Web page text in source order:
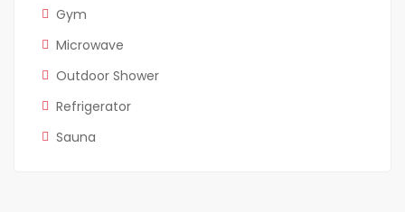
Gym
Microwave
Outdoor Shower
Refrigerator
Sauna